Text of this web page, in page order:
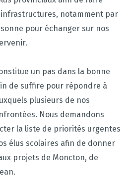
notamment par
pour échanger sur nos
un pas dans la bonne
de suffire pour répondre à
plusieurs de nos
Nous demandons
la liste de priorités urgentes
élus scolaires afin de donner
projets de Moncton, de